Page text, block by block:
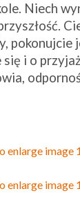
Niech
pokonujcie
i o